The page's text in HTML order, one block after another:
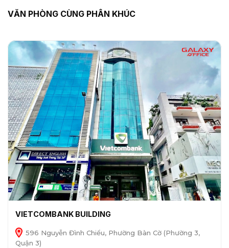
VĂN PHÒNG CÙNG PHÂN KHÚC
VIETCOMBANK BUILDING
596 Nguyễn Đình Chiểu, Phường Bàn Cờ (Phường 3,
Quận 3)